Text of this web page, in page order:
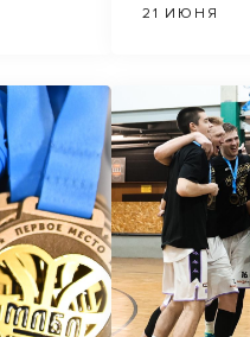
21 ИЮНЯ